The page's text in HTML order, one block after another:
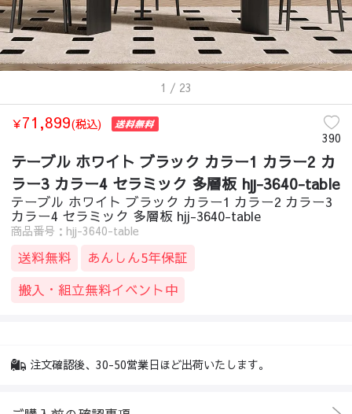
1 / 23
￥71,899(税込)
390
テーブル ホワイト ブラック カラー1 カラー2 カ
ラー3 カラー4 セラミック 多層板 hjj-3640-table
テーブル ホワイト ブラック カラー1 カラー2 カラー3
カラー4 セラミック 多層板 hjj-3640-table
商品番号：hjj-3640-table
送料無料
あんしん5年保証
搬入・組立無料イベント中
注文確認後、30-50営業日ほど出荷いたします。